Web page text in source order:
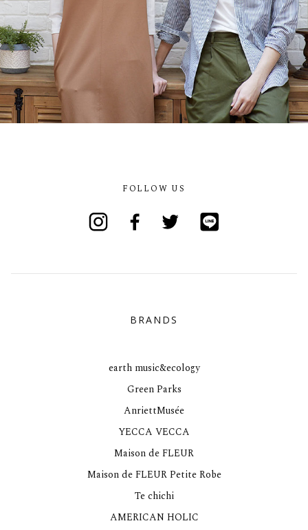
FOLLOW US
BRANDS
earth music&ecology
Green Parks
AnriettMusée
YECCA VECCA
Maison de FLEUR
Maison de FLEUR Petite Robe
Te chichi
AMERICAN HOLIC